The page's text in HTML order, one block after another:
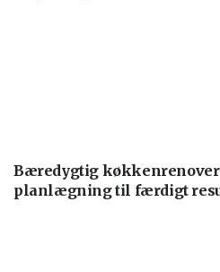
Bæredygtig
planlægning til færdigt